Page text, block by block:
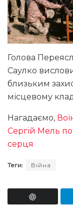
Голова
Саулко
близьким
місцевому
Нагадаємо,
Сергій Мель
серця
Теги: Війна